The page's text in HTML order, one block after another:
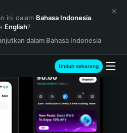
ini dalam Bahasa Indonesia.
English?
dalam Bahasa Indonesia
Unduh sekarang